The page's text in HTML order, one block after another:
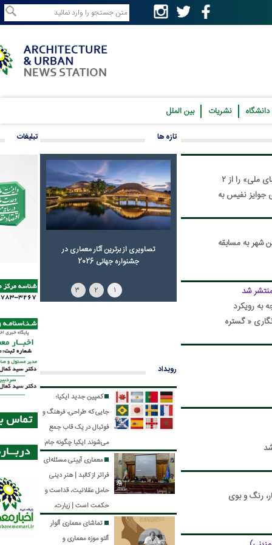
نشریات بین الملل
بانک ملی ایران به‌پاس نود و یکمین سال تأسیس این بانک جشنواره عکس «نمای ملی» را از ۲
به
3
تصاویری از برترین آثار معماری در
جشنواره جهانی 2026
کمپین جدید ایکیا؛
جایی که طراحی، فرهنگ و
فوتبال در یک قاب جمع
ایکیا چگونه جام
جهانی را به خانه‌ها آورد؟
کمپین جدید ایکیا کانادا
نشان می‌دهد که طراحی
می‌تواند بدون خلق
محصولی تازه نیز روایت‌گر
فرهنگ، هویت و هیجان
معماری آیینی مسئله‌ای
فراتر از کالبد | هنر دینی
حامل عقلانیت، قداست و
حکمت است | زیارت،
ایده مرکزی مکتب هنر
رضوی | مکتب هنر رضوی؛
تماشای معماری آلوار
آلتو
موزه معماری و